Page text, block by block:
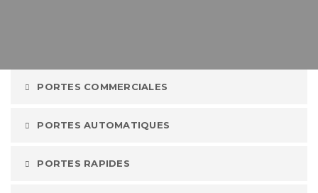
PORTES COMMERCIALES
PORTES AUTOMATIQUES
PORTES RAPIDES